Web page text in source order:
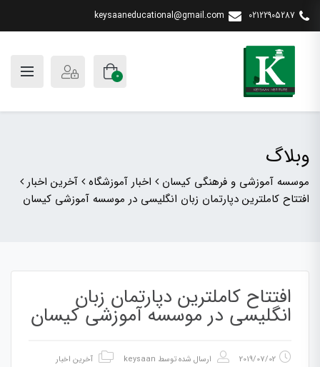
02122905287
keysaaneducational@gmail.com
0
وبلاگ
موسسه آموزشی و فرهنگی کیسان اخبار آموزشگاه
آخرین اخبار
افتتاح کاملترین دپارتمان زبان انگلیسی در موسسه آموزشی کیسان
افتتاح کاملترین دپارتمان زبان
انگلیسی در موسسه آموزشی کیسان
2019/07/02 ارسال شده توسط keysaan
آخرین اخبار